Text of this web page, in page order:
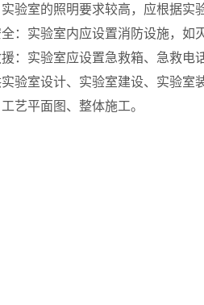
验室的照明要求较高，应根据实
：实验室内应设置消防设施，如
：实验室应设置急救箱、急救电
实验室设计、实验室建设、实验室
艺平面图、整体施工。